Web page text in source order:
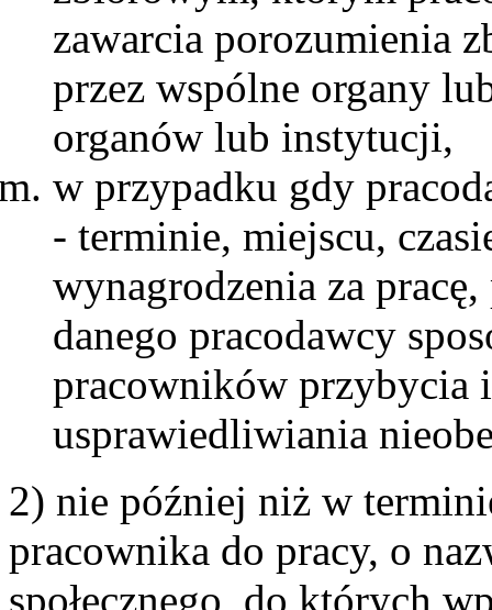
zawarcia porozumienia
przez wspólne organy
organów lub instytucji,
w przypadku gdy
- terminie, miejscu,
wynagrodzenia za
danego pracodawcy
pracowników przybycia
usprawiedliwiania
2) nie później niż w
pracownika do pracy, o
społecznego, do których